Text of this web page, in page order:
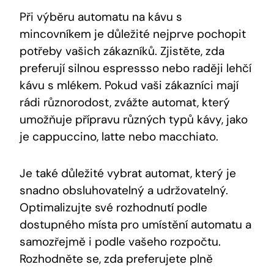
Při výběru automatu na kávu s
mincovníkem je důležité nejprve pochopit
potřeby vašich zákazníků. Zjistěte, zda
preferují silnou espressso nebo raději lehčí
kávu s mlékem. Pokud vaši zákazníci mají
rádi různorodost, zvážte automat, který
umožňuje přípravu různých typů kávy, jako
je cappuccino, latte nebo macchiato.
Je také důležité vybrat automat, který je
snadno obsluhovatelný a udržovatelný.
Optimalizujte své rozhodnutí podle
dostupného místa pro umístění automatu a
samozřejmě i podle vašeho rozpočtu.
Rozhodněte se, zda preferujete plně